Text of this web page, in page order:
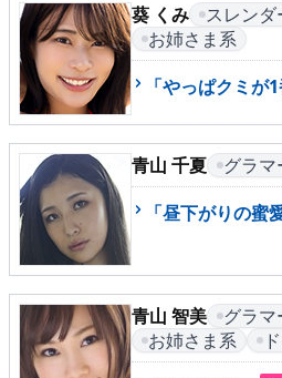
▶制作中
▶発売年月日
ご利用ガ
▶更新情報
▶個人情報保護について
▶よくあるご質問
葵 くみ スレンダ
お姉さま系
「やっぱクミが
青山 千夏 グラマ
「昼下がりの蜜
青山 智美 グラマ
お姉さま系